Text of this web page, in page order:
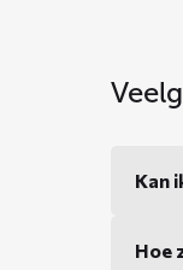
Kan
Hoe